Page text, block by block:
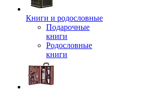
Книги и родословные
Подарочные
книги
Родословные
книги